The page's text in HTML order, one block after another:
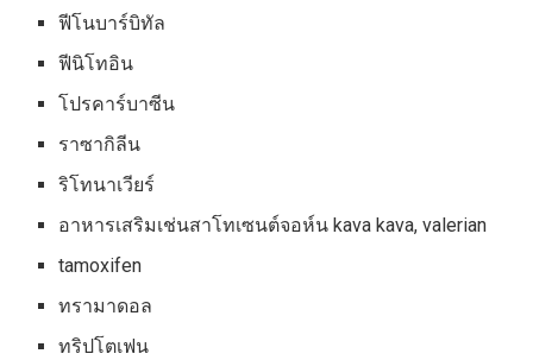
ฟีโนบาร์บิทัล
ฟีนิโทอิน
โปรคาร์บาซีน
ราซากิลีน
ริโทนาเวียร์
อาหารเสริมเช่นสาโทเซนต์จอห์น kava kava, valerian
tamoxifen
ทรามาดอล
ทริปโตเฟน